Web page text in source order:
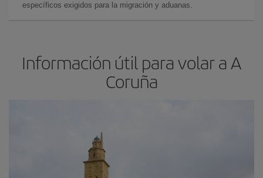
específicos exigidos para la migración y aduanas.
Información útil para volar a A
Coruña